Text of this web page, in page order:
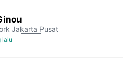
Jakarta Pusat
lalu